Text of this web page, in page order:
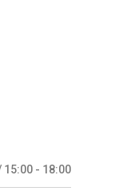
15:00 - 18:00